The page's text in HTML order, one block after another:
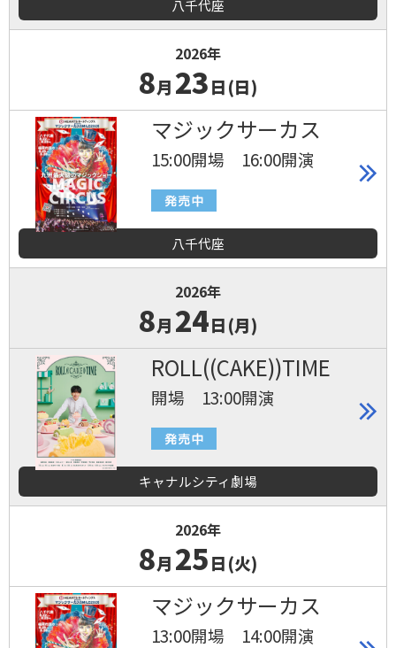
八千代座
2026年
8月 23日(日)
マジックサーカス
15:00開場 16:00開演
八千代座
2026年
8月 24日(月)
ROLL((CAKE))TIME
開場 13:00開演
キャナルシティ劇場
2026年
8月 25日(火)
マジックサーカス
13:00開場 14:00開演